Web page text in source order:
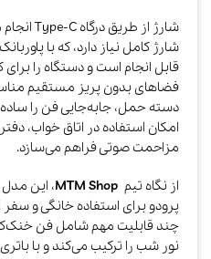
شارژ کامل نیاز دارد، که با
قابل انجام است و دستگاه را
فضاهای بدون پریز مستقیم
دسته حمل، جابه‌جایی فن را
امکان استفاده در اتاق خواب،
مزاحمت صوتی فراهم می‌سازد.
از نگاه تیم MTM Shop، این
پرودو برای استفاده خانگی و
چند قابلیت مهم شامل فن